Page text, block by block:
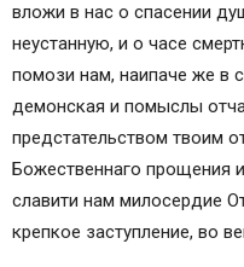
вложи в нас о спасении
неустанную, и о часе
помози нам, наипаче же в
демонская и помыслы
предстательством твоим
Божественнаго прощения
славити нам милосердие
крепкое заступление, во